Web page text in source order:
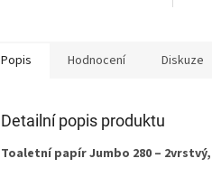
Popis Hodnocení Diskuze
Detailní popis produktu
Toaletní papír Jumbo 280 – 2vrstvý,